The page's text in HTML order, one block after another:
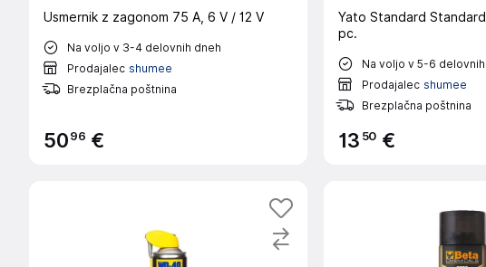
Usmernik z zagonom 75 A, 6 V / 12 V
Na voljo v 3-4 delovnih dneh
Prodajalec shumee
Brezplačna poštnina
5096 €
Yato Standard
pc.
Na voljo v 5-6
Prodajalec shumee
Brezplačna poštnina
13 50 €